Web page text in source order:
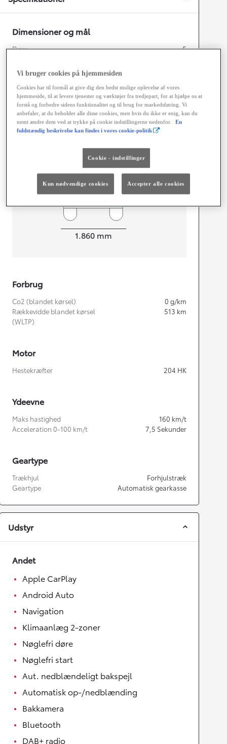
Dimensioner og mål
Døre
5
Længde
4.690 mm
1.650
mm
1.860 mm
Forbrug
Co2 (blandet kørsel) 0 g/km
Rækkevidde blandet kørsel
(WLTP)
513 km
Motor
Hestekræfter 204 HK
Ydeevne
Maks hastighed 160 km/t
Acceleration 0-100 km/t
7,5 Sekunder
Geartype
Trækhjul
Forhjulstræk
Geartype
Automatisk gearkasse
Udstyr
Andet
Apple CarPlay
Android Auto
Navigation
Klimaanlæg 2-zoner
Nøglefri døre
Nøglefri start
Aut. nedblændeligt bakspejl
Automatisk op-/nedblænding
Bakkamera
Bluetooth
DAB+ radio
Vi bruger cookies på hjemmesiden
Cookies har til formål at give dig den bedst mulige oplevelse af vores
hjemmeside, til at levere tjenester og værktøjer fra tredjepart, for at hjælpe os at
forstå og forbedre sidens funktionalitet og til brug for markedsføring. Vi
anbefaler, at du beholder alle disse cookies, men hvis du ikke er enig, kan du
nemt ændre dem ved at trykke på cookie indstillingerne nedenfor.
En
fuldstændig beskrivelse kan findes i vores cookie-politik
Cookie - indstillinger
Kun nødvendige cookies Accepter alle cookies